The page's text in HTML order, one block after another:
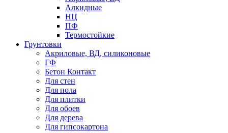
Алкидные
НЦ
ПФ
Термостойкие
Грунтовки
Акриловые, ВД, силиконовые
ГФ
Бетон Контакт
Для стен
Для пола
Для плитки
Для обоев
Для дерева
Для гипсокартона